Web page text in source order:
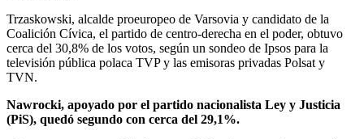
Trzaskowski, alcalde proeuropeo de Varsovia y candidato de la
Coalición Cívica, el partido de centro-derecha en el poder, obtuvo
cerca del 30,8% de los votos, según un sondeo de Ipsos para la
televisión pública polaca TVP y las emisoras privadas Polsat y
TVN.
Nawrocki, apoyado por el partido nacionalista Ley y Justicia
(PiS), quedó segundo con cerca del 29,1%.